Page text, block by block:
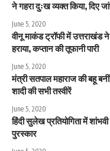
ने गहरा दुःख व्यक्त किया, दिए
June 5, 2020
वीनू माकंड ट्रॉफी में उत्तराखंड
हराया, कप्तान की तूफानी पारी
June 5, 2020
मंत्री सतपाल महाराज की बहू
शादी की सभी तस्वीरें
June 5, 2020
हिंदी सुलेख प्रतियोगिता में
पुरस्कार